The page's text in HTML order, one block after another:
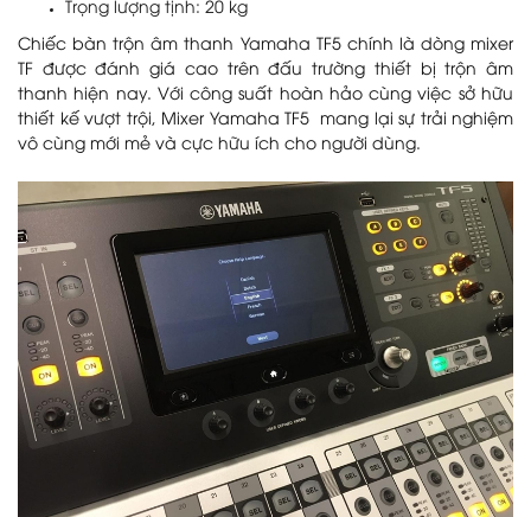
Trọng lượng tịnh: 20 kg
Chiếc bàn trộn âm thanh Yamaha TF5 chính là dòng mixer
TF được đánh giá cao trên đấu trường thiết bị trộn âm
thanh hiện nay. Với công suất hoàn hảo cùng việc sở hữu
thiết kế vượt trội, Mixer Yamaha TF5 mang lại sự trải nghiệm
vô cùng mới mẻ và cực hữu ích cho người dùng.